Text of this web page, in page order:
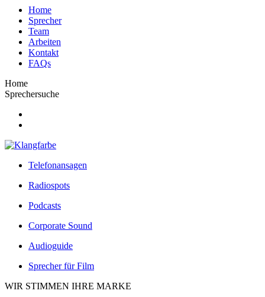
Home
Sprecher
Team
Arbeiten
Kontakt
FAQs
Home
Sprechersuche
Telefonansagen
Radiospots
Podcasts
Corporate Sound
Audioguide
Sprecher für Film
WIR STIMMEN IHRE MARKE